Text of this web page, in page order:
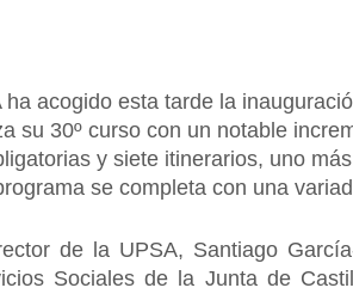
acogido esta tarde la
su 30º curso con un notable
y siete itinerarios, uno
se completa con una
de la UPSA, Santiago
Sociales de la Junta de